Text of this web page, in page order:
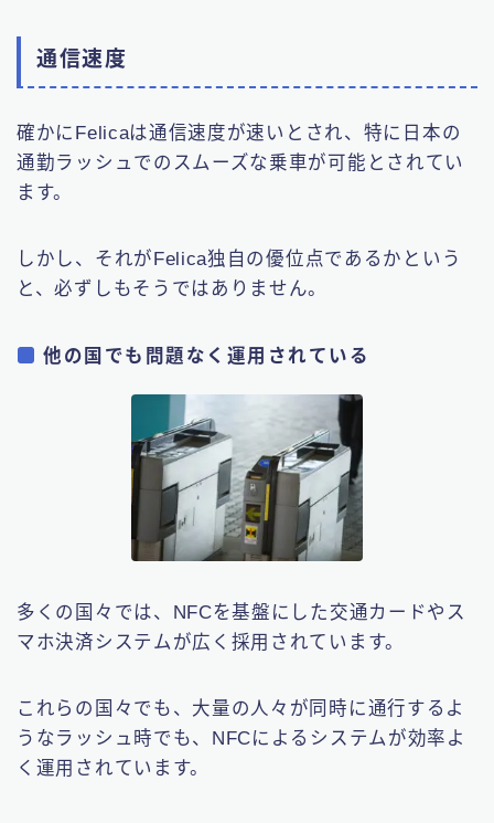
通信速度
確かにFelicaは通信速度が速いとされ、特に日本の
通勤ラッシュでのスムーズな乗車が可能とされてい
ます。
しかし、それがFelica独自の優位点であるかという
と、必ずしもそうではありません。
他の国でも問題なく運用されている
多くの国々では、NFCを基盤にした交通カードやス
マホ決済システムが広く採用されています。
これらの国々でも、大量の人々が同時に通行するよ
うなラッシュ時でも、NFCによるシステムが効率よ
く運用されています。